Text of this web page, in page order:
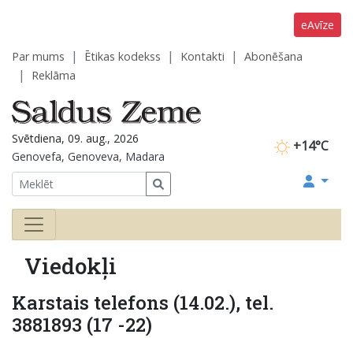
eAvīze
Par mums Ētikas kodekss Kontakti
Abonēšana
Reklāma
+14°C
Svētdiena, 09. aug., 2026
Genovefa, Genoveva, Madara
Viedokļi
Karstais telefons (14.02.), tel.
3881893 (17 -22)